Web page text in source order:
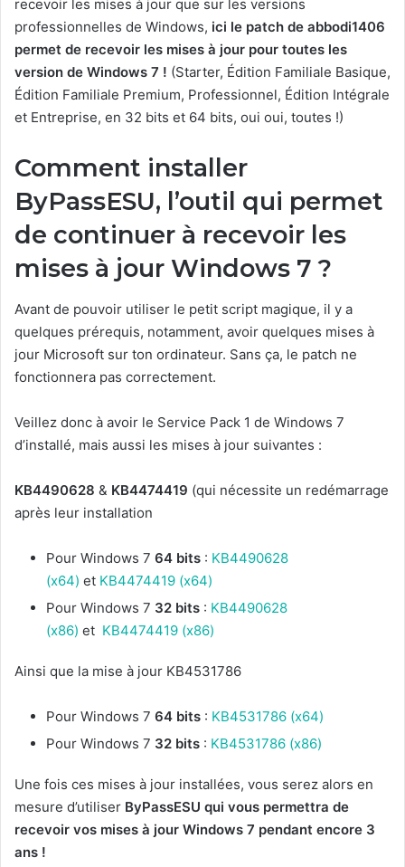
recevoir les mises à jour que sur les versions
professionnelles de Windows, ici le patch de abbodi1406
permet de recevoir les mises à jour pour toutes les
version de Windows 7 ! (Starter, Édition Familiale Basique,
Édition Familiale Premium, Professionnel, Édition Intégrale
et Entreprise, en 32 bits et 64 bits, oui oui, toutes !)
Comment installer
ByPassESU, l’outil qui permet
de continuer à recevoir les
mises à jour Windows 7 ?
Avant de pouvoir utiliser le petit script magique, il y a
quelques prérequis, notamment, avoir quelques mises à
jour Microsoft sur ton ordinateur. Sans ça, le patch ne
fonctionnera pas correctement.
Veillez donc à avoir le Service Pack 1 de Windows 7
d’installé, mais aussi les mises à jour suivantes :
KB4490628 & KB4474419 (qui nécessite un redémarrage
après leur installation
Pour Windows 7 64 bits : KB4490628
(x64) et KB4474419 (x64)
Pour Windows 7 32 bits : KB4490628
(x86) et KB4474419 (x86)
Ainsi que la mise à jour KB4531786
Pour Windows 7 64 bits : KB4531786 (x64)
Pour Windows 7 32 bits : KB4531786 (x86)
Une fois ces mises à jour installées, vous serez alors en
mesure d’utiliser ByPassESU qui vous permettra de
recevoir vos mises à jour Windows 7 pendant encore 3
ans !